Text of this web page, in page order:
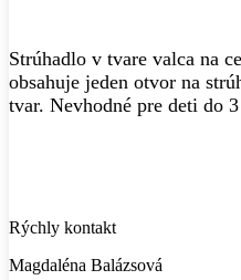
Strúhadlo v tvare valca na
obsahuje jeden otvor na
tvar. Nevhodné pre deti do
Rýchly kontakt
Magdaléna Balázsová